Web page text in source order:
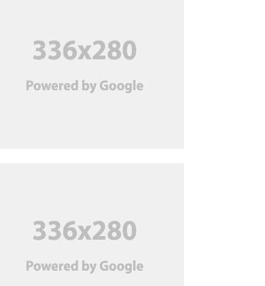
অতিরিক্ত বিলের অভিযোগ
‘অপপ্রচার’ বলছে বিদ্যুৎ বিভাগ
জুলাই মাসে পণ্য রপ্তানি বেড়েছে;
দুবাইয়ের কারাগার থেকে মুক্তি
পেলেন বেনজীর